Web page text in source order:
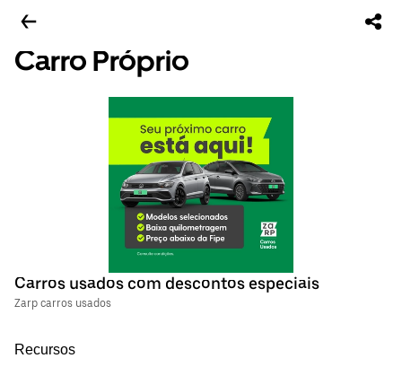
Carro Próprio
Carros usados com descontos especiais
Zarp carros usados
Recursos